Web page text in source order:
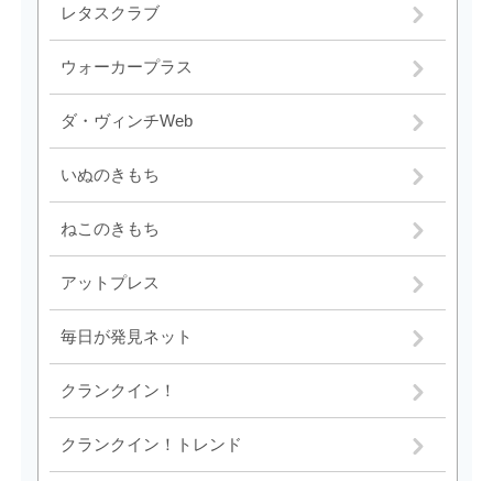
レタスクラブ
ウォーカープラス
ダ・ヴィンチWeb
いぬのきもち
ねこのきもち
アットプレス
毎日が発見ネット
クランクイン！
クランクイン！トレンド